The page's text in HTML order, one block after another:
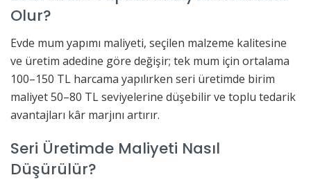
Olur?
Evde mum yapımı maliyeti, seçilen malzeme kalitesine
ve üretim adedine göre değişir; tek mum için ortalama
100–150 TL harcama yapılırken seri üretimde birim
maliyet 50–80 TL seviyelerine düşebilir ve toplu tedarik
avantajları kâr marjını artırır.
Seri Üretimde Maliyeti Nasıl
Düşürülür?